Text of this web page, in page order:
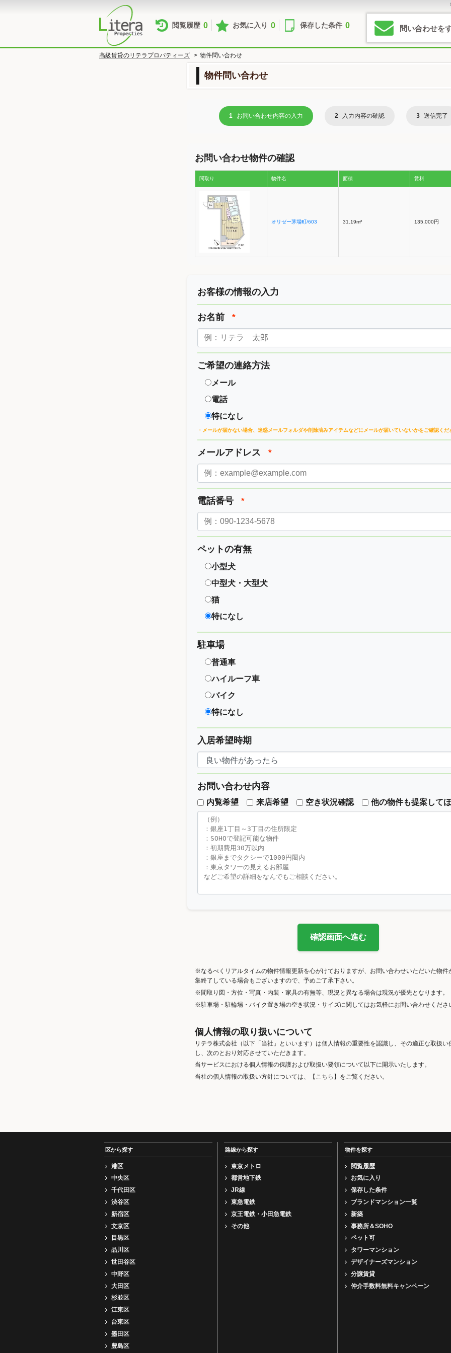
閲覧履歴 0 お気に入り 0 保存した条件 0 問い合わせを
高級賃貸のリテラプロパティーズ > 物件問い合わせ
物件問い合わせ
1 お問い合わせ内容の入力 2 入力内容の確認 3 送信完了
お問い合わせ物件の確認
間取り 物件名 面積 賃料
オリゼー茅場町/603 31.19m² 135,000円
お客様の情報の入力
お名前 *
ご希望の連絡方法
メール
電話
特になし
・メールが届かない場合、 迷惑メールフォルダや削除済みアイテムなどに メールが届いていないかをご確認くだ
メールアドレス *
電話番号 *
ペットの有無
小型犬
中型犬・大型犬
猫
特になし
駐車場
普通車
ハイルーフ車
バイク
特になし
入居希望時期
お問い合わせ内容
内覧希望 来店希望 空き状況確認 他の物件も提案して
確認画面へ進む
※なるべくリアルタイムの物件情報更新を心がけておりますが、お問い合わせいただいた物件
集終了している場合もございますので、予めご了承下さい。
※間取り図・方位・写真・内装・家具の有無等、現況と異なる場合は現況が優先となります。
※駐車場・駐輪場・バイク置き場の空き状況・サイズに関してはお気軽にお問い合わせくださ
個人情報の取り扱いについて
リテラ株式会社（以下「当社」といいます）は個人情報の重要性を認識し、その適正な取扱い
し、次のとおり対応させていただきます。
当サービスにおける個人情報の保護および取扱い要領について以下に開示いたします。
当社の個人情報の取扱い方針については、【 こちら 】をご覧ください。
区から探す
港区
中央区
千代田区
渋谷区
新宿区
文京区
目黒区
品川区
世田谷区
中野区
大田区
杉並区
江東区
台東区
墨田区
豊島区
路線から探す
東京メトロ
都営地下鉄
JR線
東急電鉄
京王電鉄・小田急電鉄
その他
物件を探す
閲覧履歴
お気に入り
保存した条件
ブランドマンション一覧
新築
事務所＆SOHO
ペット可
タワーマンション
デザイナーズマンション
分譲賃貸
仲介手数料無料キャンペーン